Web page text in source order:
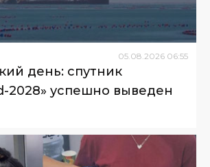
05 08 2026 06:55
день: спутник
2028» успешно выведен